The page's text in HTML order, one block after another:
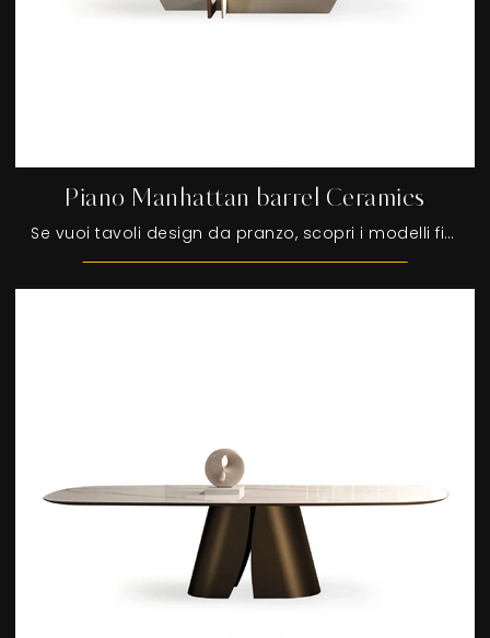
Piano Manhattan barrel Ceramics
Se vuoi tavoli design da pranzo, scopri i modelli fissi di Devina Nais: clicca e scopri il modello Piano Manhattan barrel Ceramics in ceramica.